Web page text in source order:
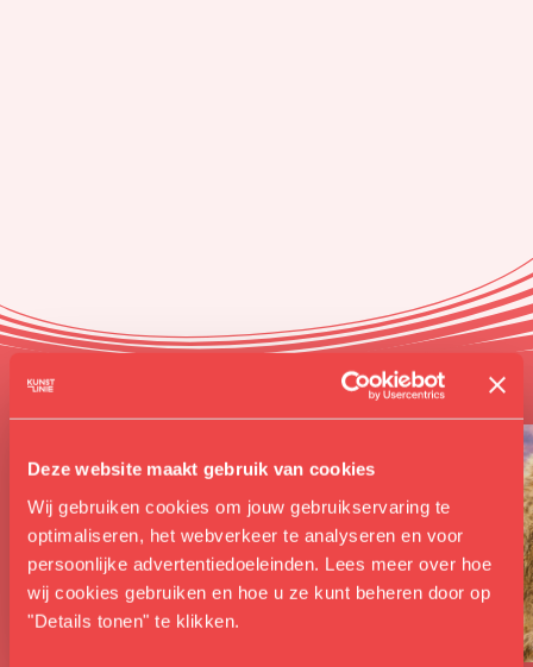
Deze website maakt gebruik van cookies
Wij gebruiken cookies om jouw gebruikservaring te
optimaliseren, het webverkeer te analyseren en voor
persoonlijke advertentiedoeleinden. Lees meer over hoe
wij cookies gebruiken en hoe u ze kunt beheren door op
"Details tonen" te klikken.
Soortgelijk